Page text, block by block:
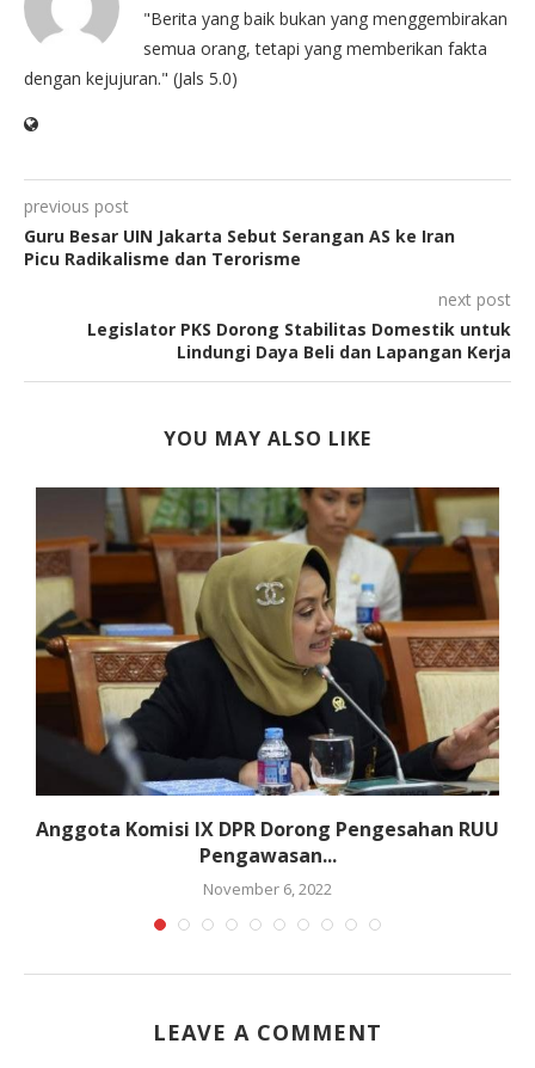
"Berita yang baik bukan yang menggembirakan
semua orang, tetapi yang memberikan fakta
dengan kejujuran." (Jals 5.0)
previous post
Guru Besar UIN Jakarta Sebut Serangan AS ke Iran
Picu Radikalisme dan Terorisme
next post
Legislator PKS Dorong Stabilitas Domestik untuk
Lindungi Daya Beli dan Lapangan Kerja
YOU MAY ALSO LIKE
Anggota Komisi IX DPR Dorong Pengesahan RUU
Pengawasan...
November 6, 2022
LEAVE A COMMENT